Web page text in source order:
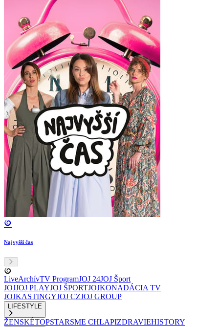
Najvyšší čas
LiveArchívTV ProgramJOJ 24JOJ Šport
JOJJOJ PLAYJOJ ŠPORTJOJKONADÁCIA TV
JOJKASTINGYJOJ CZJOJ GROUP
LIFESTYLE
ŽENSKÉTOPSTARSME CHLAPIZDRAVIEHISTORY